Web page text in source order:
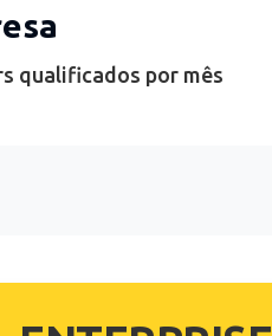
qualificados por mês